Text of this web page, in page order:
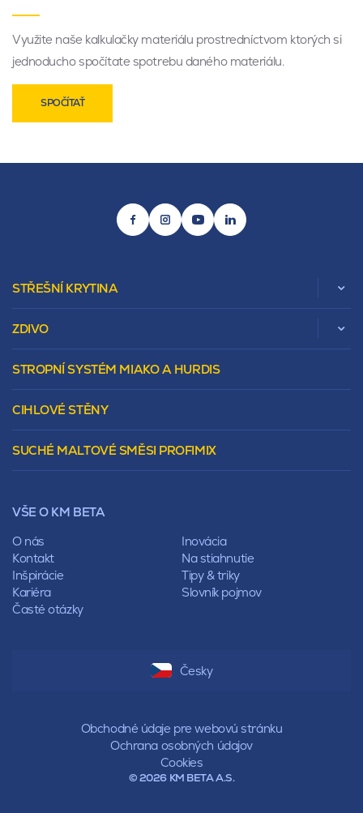
Využite naše kalkulačky materiálu prostredníctvom ktorých si
jednoducho spočítate spotrebu daného materiálu.
SPOČÍTAŤ
STŘEŠNÍ KRYTINA
Beta
Sedlová
Valbová
Mansardová
Pultová
Sedlová
Polovalbová
Stanová
Mansardová
Pultová
Hodonka
ZDIVO
Tepelnoizolačný prvok
Vencovky
Preklady
Lícové murivo
Pálené zdivo Profiblok
Nosné murivo
Priečky
Vencovky
Preklady
STROPNÍ SYSTÉM MIAKO A HURDIS
CIHLOVÉ STĚNY
SUCHÉ MALTOVÉ SMĚSI PROFIMIX
VŠE O KM BETA
O nás
Inovácia
Kontakt
Na stiahnutie
Inšpirácie
Tipy & triky
Kariéra
Slovník pojmov
Časté otázky
Česky
© 2026 KM BETA A.S.
Obchodné údaje pre webovú stránku
Ochrana osobných údajov
Cookies